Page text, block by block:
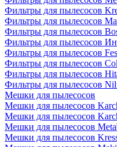
Фильтры для пылесосов
Фильтры для пылесосов
Фильтры для пылесосов
Фильтры для пылесосов
Фильтры для пылесосов
Фильтры для пылесосов
Фильтры для пылесосов
Фильтры для пылесосов
Мешки для пылесосов
Мешки для пылесосов
Мешки для пылесосов
Мешки для пылесосов
Мешки для пылесосов